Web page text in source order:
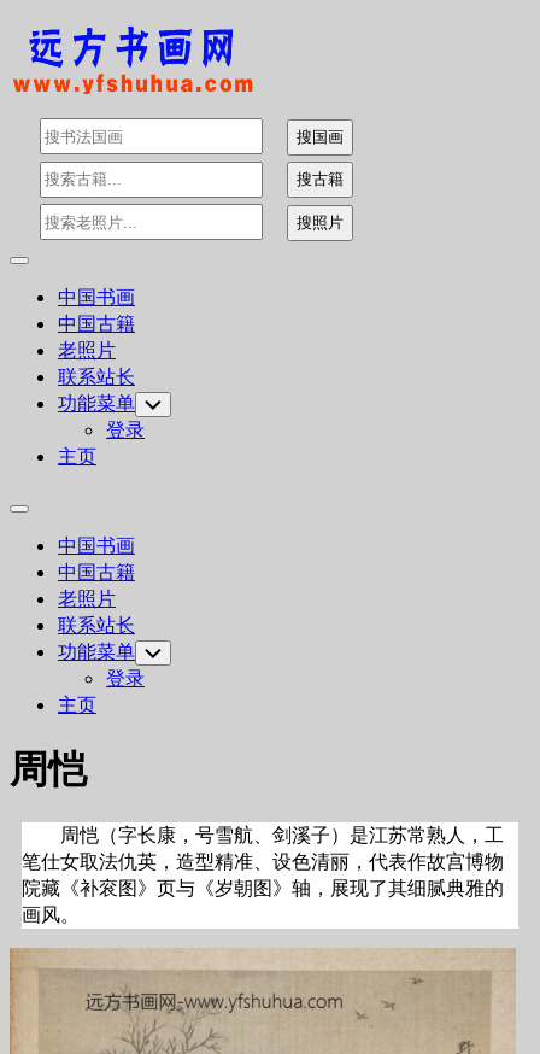
Skip
content
Expand
中国书画
中国古籍
老照片
联系站长
功能菜单 Toggle
Child
Menu
登录
主页
Expand
中国书画
中国古籍
老照片
联系站长
功能菜单 Toggle
Child
Menu
登录
主页
周恺
周恺（字长康，号雪航、剑溪子）是江苏常熟人，工
笔仕女取法仇英，造型精准、设色清丽，代表作故宫博物
院藏《补衮图》页与《岁朝图》轴，展现了其细腻典雅的
画风。